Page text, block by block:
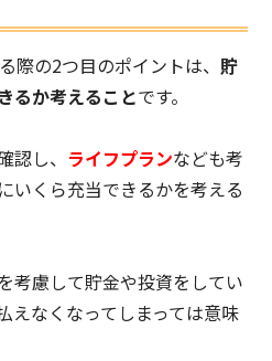
際の2つ目のポイントは、 貯
るか考えることです。
認し、 ライフプランなども考
いくら充当できるかを考える
考慮して貯金や投資をしてい
えなくなってしまっては意味